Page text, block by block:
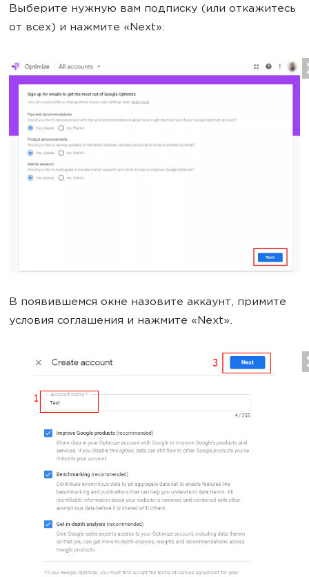
Выберите нужную вам подписку (или откажитесь
от всех) и нажмите «Next»:
В появившемся окне назовите аккаунт, примите
условия соглашения и нажмите «Next».